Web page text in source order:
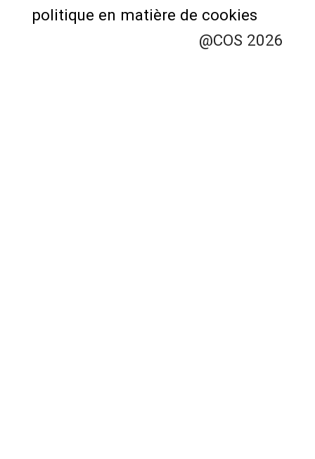
@COS 2026
politique en matière de cookies